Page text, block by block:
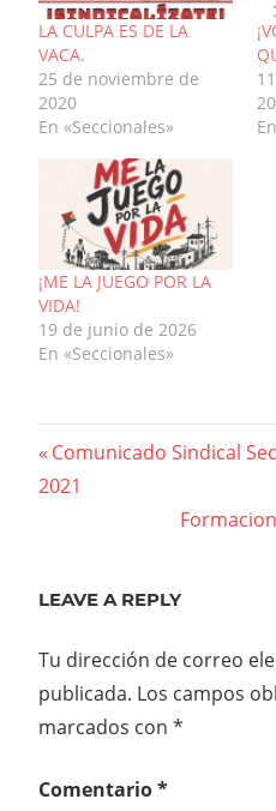
LA CULPA ES DE LA
VACA.
25 de noviembre de
2020
En «Seccionales»
¡ME LA JUEGO POR LA
VIDA!
19 de junio de 2026
En «Seccionales»
Navegación
de
Previous
Post:
Comunicado Sindical
2021
Next
LEAVE A REPLY
Tu dirección de correo
publicada. Los campos
marcados con *
Comentario*